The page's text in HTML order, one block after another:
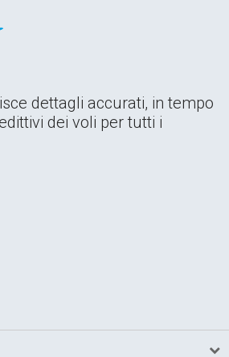
dettagli accurati, in tempo
dei voli per tutti i